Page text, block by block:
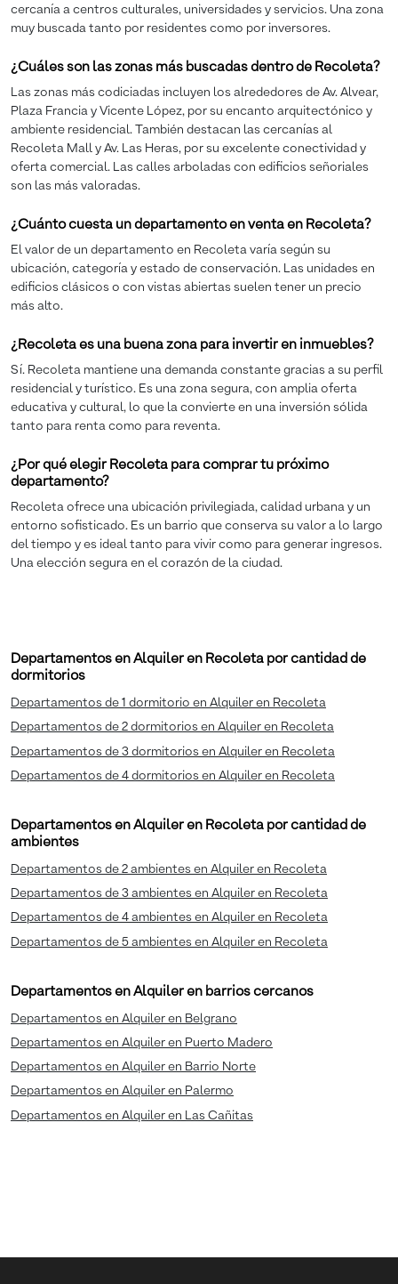
cercanía a centros culturales, universidades y servicios. Una zona
muy buscada tanto por residentes como por inversores.
¿Cuáles son las zonas más buscadas dentro de Recoleta?
Las zonas más codiciadas incluyen los alrededores de Av. Alvear,
Plaza Francia y Vicente López, por su encanto arquitectónico y
ambiente residencial. También destacan las cercanías al
Recoleta Mall y Av. Las Heras, por su excelente conectividad y
oferta comercial. Las calles arboladas con edificios señoriales
son las más valoradas.
¿Cuánto cuesta un departamento en venta en Recoleta?
El valor de un departamento en Recoleta varía según su
ubicación, categoría y estado de conservación. Las unidades en
edificios clásicos o con vistas abiertas suelen tener un precio
más alto.
¿Recoleta es una buena zona para invertir en inmuebles?
Sí. Recoleta mantiene una demanda constante gracias a su perfil
residencial y turístico. Es una zona segura, con amplia oferta
educativa y cultural, lo que la convierte en una inversión sólida
tanto para renta como para reventa.
¿Por qué elegir Recoleta para comprar tu próximo
departamento?
Recoleta ofrece una ubicación privilegiada, calidad urbana y un
entorno sofisticado. Es un barrio que conserva su valor a lo largo
del tiempo y es ideal tanto para vivir como para generar ingresos.
Una elección segura en el corazón de la ciudad.
Departamentos en Alquiler en Recoleta por cantidad de
dormitorios
Departamentos de 1 dormitorio en Alquiler en Recoleta
Departamentos de 2 dormitorios en Alquiler en Recoleta
Departamentos de 3 dormitorios en Alquiler en Recoleta
Departamentos de 4 dormitorios en Alquiler en Recoleta
Departamentos en Alquiler en Recoleta por cantidad de
ambientes
Departamentos de 2 ambientes en Alquiler en Recoleta
Departamentos de 3 ambientes en Alquiler en Recoleta
Departamentos de 4 ambientes en Alquiler en Recoleta
Departamentos de 5 ambientes en Alquiler en Recoleta
Departamentos en Alquiler en barrios cercanos
Departamentos en Alquiler en Belgrano
Departamentos en Alquiler en Puerto Madero
Departamentos en Alquiler en Barrio Norte
Departamentos en Alquiler en Palermo
Departamentos en Alquiler en Las Cañitas